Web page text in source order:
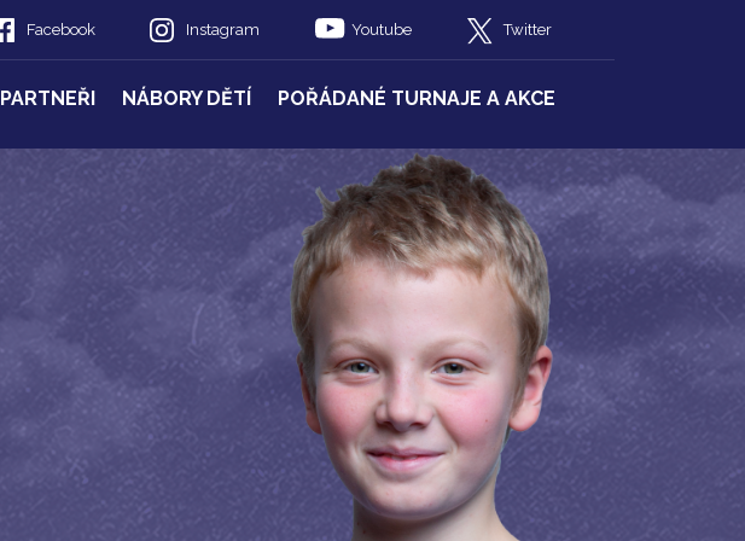
Facebook Instagram Youtube Twitter
PARTNEŘI NÁBORY DĚTÍ POŘÁDANÉ TURNAJE A AKCE